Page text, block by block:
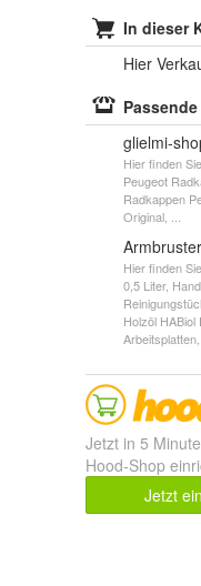
In dieser
Hier
glielmi-
Hier finden
Peugeot
Radkappen
Original, ...
Hier finden
0,5 Liter,
Holzöl
Arbeitsplatten,
Jetzt in 5
Hood-Shop
Jetzt